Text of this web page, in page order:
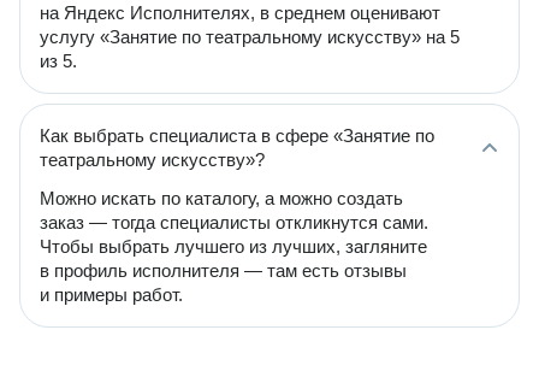
на Яндекс Исполнителях, в среднем оценивают
услугу «Занятие по театральному искусству» на 5
из 5.
Как выбрать специалиста в сфере «Занятие по
театральному искусству»?
Можно искать по каталогу, а можно создать
заказ — тогда специалисты откликнутся сами.
Чтобы выбрать лучшего из лучших, загляните
в профиль исполнителя — там есть отзывы
и примеры работ.